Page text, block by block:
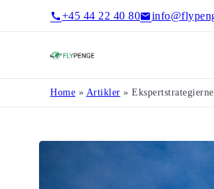
+45 44 22 40 80
Home » Artikler »